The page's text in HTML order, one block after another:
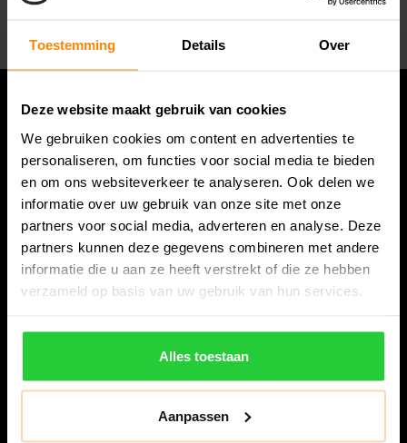
Toestemming Details Over
Deze website maakt gebruik van cookies
We gebruiken cookies om content en advertenties te
personaliseren, om functies voor social media te bieden
en om ons websiteverkeer te analyseren. Ook delen we
informatie over uw gebruik van onze site met onze
partners voor social media, adverteren en analyse. Deze
partners kunnen deze gegevens combineren met andere
informatie die u aan ze heeft verstrekt of die ze hebben
verzameld op basis van uw gebruik van hun services.
Alles toestaan
Aanpassen
Abonneer
Bespanracket.nl is dé racketspecialist van Lelystad en
omstreken.
Snijdersstraat 6
8224 AA Lelystad
Nederland
06-57276080